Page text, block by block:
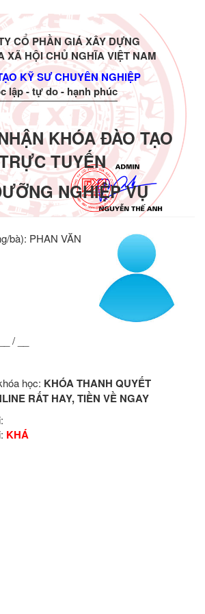
CỔ PHẦN GIÁ XÂY DỰNG
XÃ HỘI CHỦ NGHĨA VIỆT NAM
KỸ SƯ CHUYÊN NGHIỆP
lập - tự do - hạnh phúc
KHÓA ĐÀO TẠO
TUYẾN
NGHIỆP VỤ
bà): PHAN VĂN
/ __
học: KHÓA THANH QUYẾT
RẤT HAY, TIỀN VỀ NGAY
KHÁ